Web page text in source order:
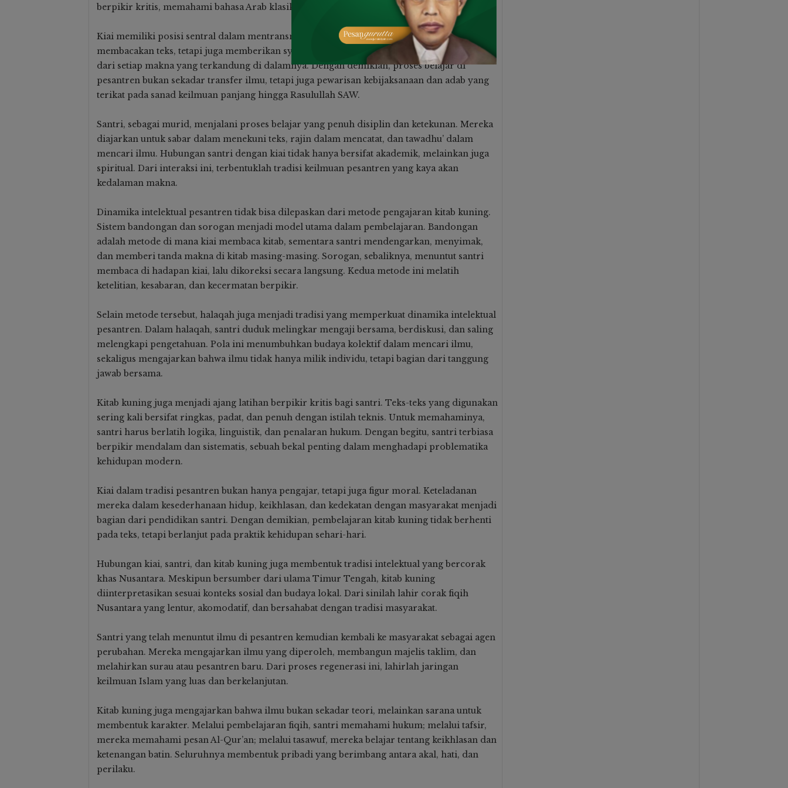
berpikir kritis, memahami bahasa Arab klasik, dan merangkai argumentasi keagamaan.
Kiai memiliki posisi sentral dalam mentransmisikan isi kitab kuning. Mereka tidak hanya
membacakan teks, tetapi juga memberikan syarah (penjelasan), ta’liq (catatan), dan hikmah
dari setiap makna yang terkandung di dalamnya. Dengan demikian, proses belajar di
pesantren bukan sekadar transfer ilmu, tetapi juga pewarisan kebijaksanaan dan adab yang
terikat pada sanad keilmuan panjang hingga Rasulullah SAW.
Santri, sebagai murid, menjalani proses belajar yang penuh disiplin dan ketekunan. Mereka
diajarkan untuk sabar dalam menekuni teks, rajin dalam mencatat, dan tawadhu’ dalam
mencari ilmu. Hubungan santri dengan kiai tidak hanya bersifat akademik, melainkan juga
spiritual. Dari interaksi ini, terbentuklah tradisi keilmuan pesantren yang kaya akan
kedalaman makna.
Dinamika intelektual pesantren tidak bisa dilepaskan dari metode pengajaran kitab kuning.
Sistem bandongan dan sorogan menjadi model utama dalam pembelajaran. Bandongan
adalah metode di mana kiai membaca kitab, sementara santri mendengarkan, menyimak,
dan memberi tanda makna di kitab masing-masing. Sorogan, sebaliknya, menuntut santri
membaca di hadapan kiai, lalu dikoreksi secara langsung. Kedua metode ini melatih
ketelitian, kesabaran, dan kecermatan berpikir.
Selain metode tersebut, halaqah juga menjadi tradisi yang memperkuat dinamika intelektual
pesantren. Dalam halaqah, santri duduk melingkar mengaji bersama, berdiskusi, dan saling
melengkapi pengetahuan. Pola ini menumbuhkan budaya kolektif dalam mencari ilmu,
sekaligus mengajarkan bahwa ilmu tidak hanya milik individu, tetapi bagian dari tanggung
jawab bersama.
Kitab kuning juga menjadi ajang latihan berpikir kritis bagi santri. Teks-teks yang digunakan
sering kali bersifat ringkas, padat, dan penuh dengan istilah teknis. Untuk memahaminya,
santri harus berlatih logika, linguistik, dan penalaran hukum. Dengan begitu, santri terbiasa
berpikir mendalam dan sistematis, sebuah bekal penting dalam menghadapi problematika
kehidupan modern.
Kiai dalam tradisi pesantren bukan hanya pengajar, tetapi juga figur moral. Keteladanan
mereka dalam kesederhanaan hidup, keikhlasan, dan kedekatan dengan masyarakat menjadi
bagian dari pendidikan santri. Dengan demikian, pembelajaran kitab kuning tidak berhenti
pada teks, tetapi berlanjut pada praktik kehidupan sehari-hari.
Hubungan kiai, santri, dan kitab kuning juga membentuk tradisi intelektual yang bercorak
khas Nusantara. Meskipun bersumber dari ulama Timur Tengah, kitab kuning
diinterpretasikan sesuai konteks sosial dan budaya lokal. Dari sinilah lahir corak fiqih
Nusantara yang lentur, akomodatif, dan bersahabat dengan tradisi masyarakat.
Santri yang telah menuntut ilmu di pesantren kemudian kembali ke masyarakat sebagai agen
perubahan. Mereka mengajarkan ilmu yang diperoleh, membangun majelis taklim, dan
melahirkan surau atau pesantren baru. Dari proses regenerasi ini, lahirlah jaringan
keilmuan Islam yang luas dan berkelanjutan.
Kitab kuning juga mengajarkan bahwa ilmu bukan sekadar teori, melainkan sarana untuk
membentuk karakter. Melalui pembelajaran fiqih, santri memahami hukum; melalui tafsir,
mereka memahami pesan Al-Qur’an; melalui tasawuf, mereka belajar tentang keikhlasan dan
ketenangan batin. Seluruhnya membentuk pribadi yang berimbang antara akal, hati, dan
perilaku.